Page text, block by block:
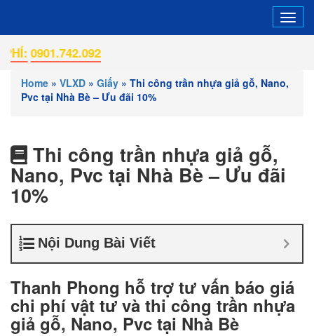
Home » VLXD » Giấy » Thi công trần nhựa giả gỗ, Nano,
Pvc tại Nhà Bè – Ưu đãi 10%
Thi công trần nhựa giả gỗ,
Nano, Pvc tại Nhà Bè – Ưu đãi
10%
Nội Dung Bài Viết
Thanh Phong hỗ trợ tư vấn báo giá
chi phí vật tư và thi công trần nhựa
giả gỗ, Nano, Pvc tại Nhà Bè